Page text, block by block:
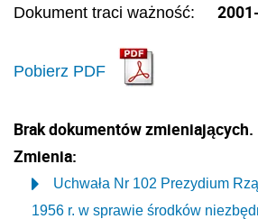
Dokument traci ważność:
Pobierz PDF
Brak dokumentów zmieniających.
Zmienia:
Uchwała Nr 102 Prezydium
1956 r. w sprawie środków